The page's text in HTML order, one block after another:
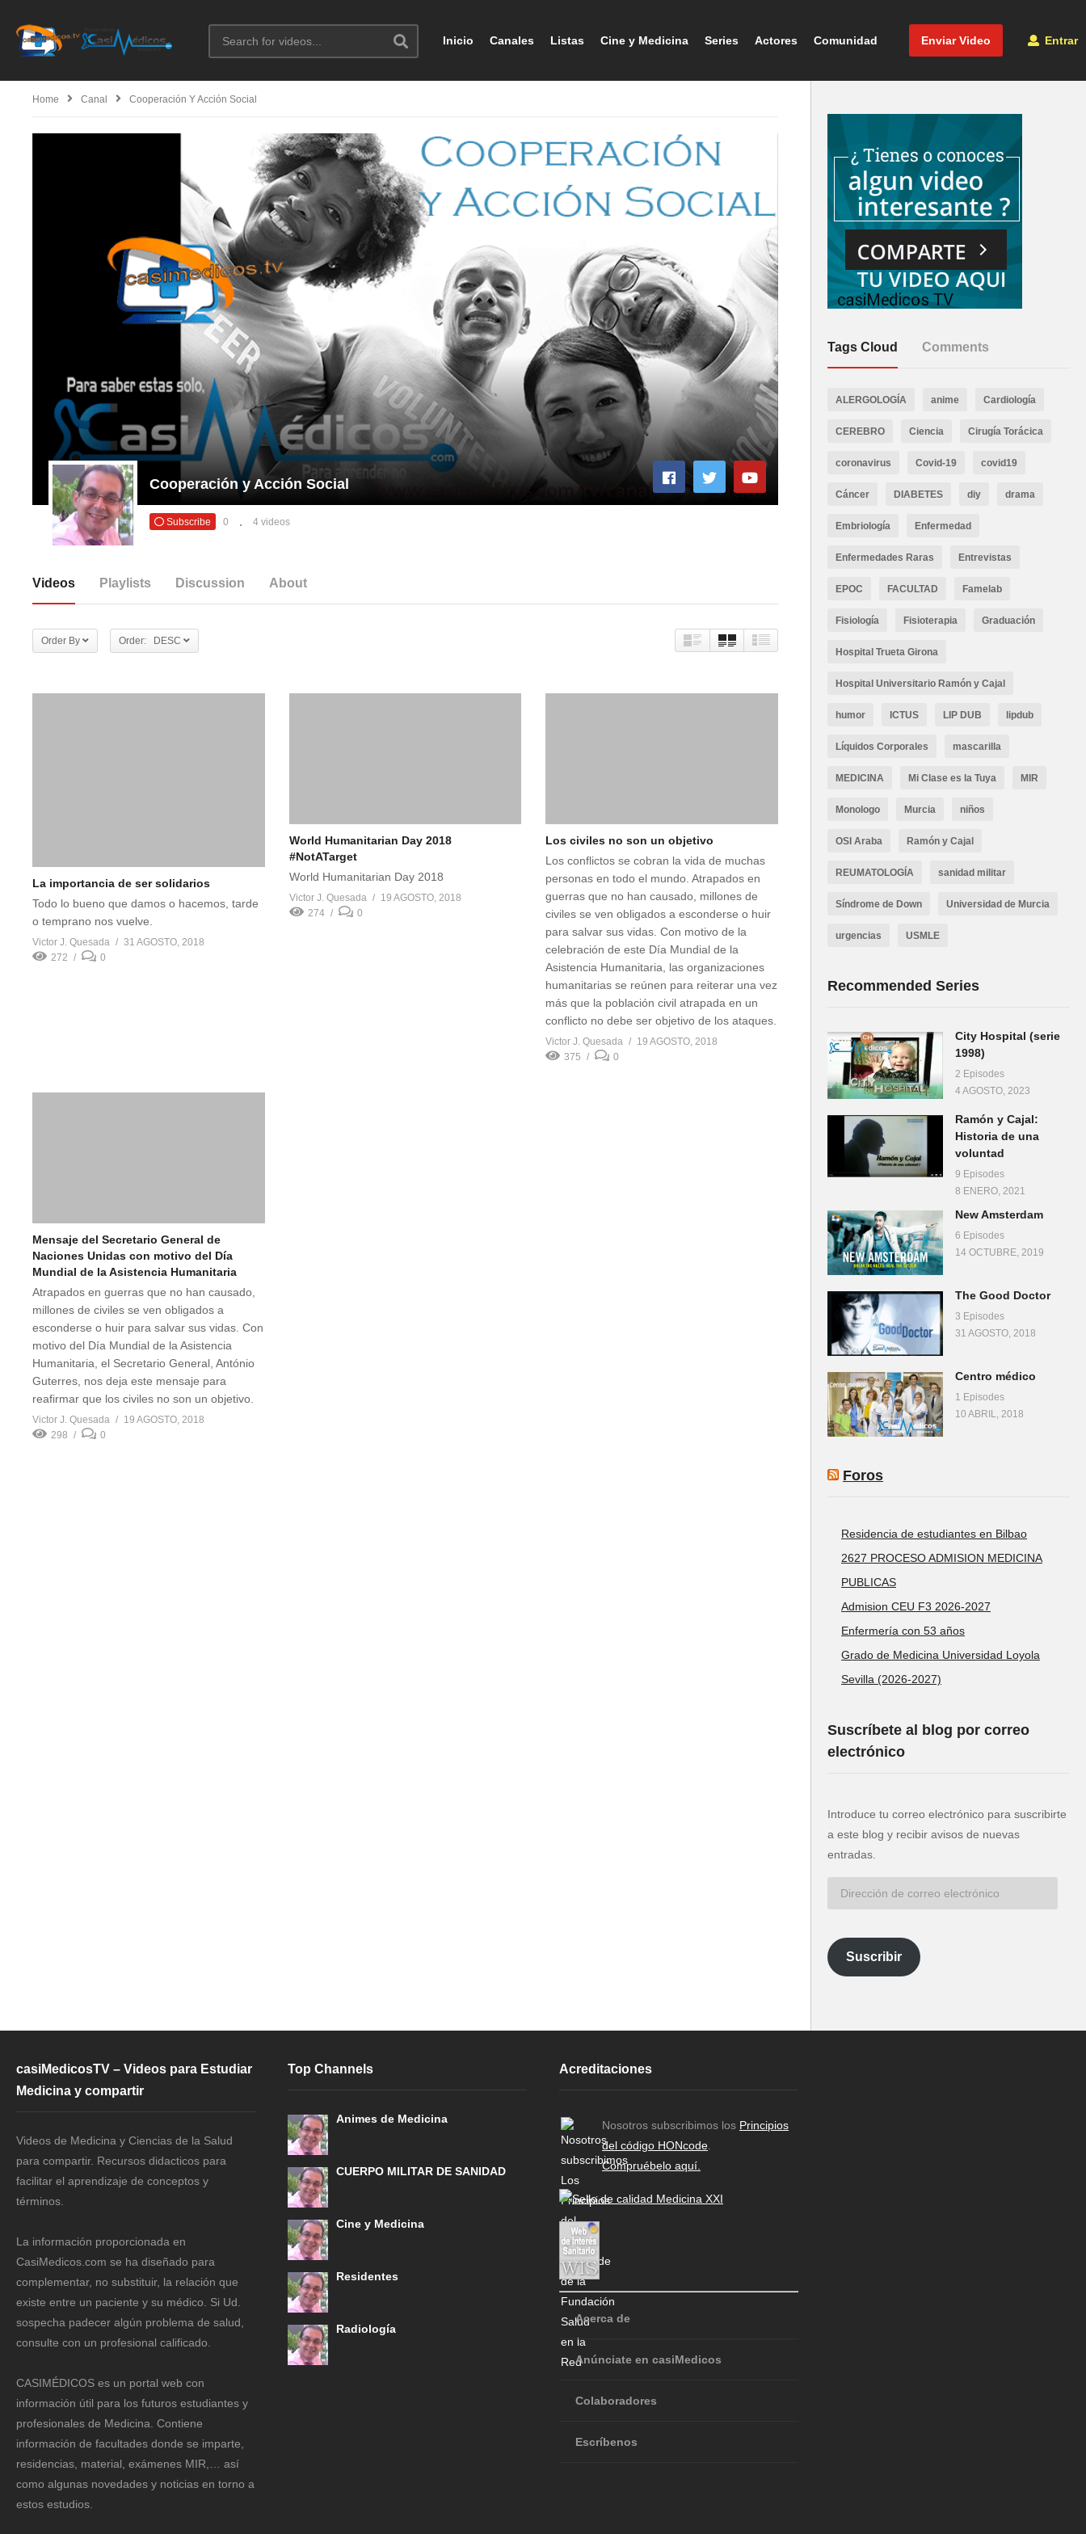
Enviar Video Entrar
Inicio Canales Listas Cine y Medicina Series Actores Comunidad
Home Canal Cooperación Y Acción Social
Cooperación y Acción Social
Subscribe 0 4 videos
Videos Playlists Discussion About
Order By Order: DESC
La importancia de ser solidarios
Todo lo bueno que damos o hacemos, tarde
o temprano nos vuelve.
Victor J. Quesada
31 AGOSTO, 2018
272
0
World Humanitarian Day 2018
#NotATarget
World Humanitarian Day 2018
Victor J. Quesada
19 AGOSTO, 2018
274
0
Los civiles no son un objetivo
Los conflictos se cobran la vida de muchas
personas en todo el mundo. Atrapados en
guerras que no han causado, millones de
civiles se ven obligados a esconderse o huir
para salvar sus vidas. Con motivo de la
celebración de este Día Mundial de la
Asistencia Humanitaria, las organizaciones
humanitarias se reúnen para reiterar una vez
más que la población civil atrapada en un
conflicto no debe ser objetivo de los ataques.
Victor J. Quesada
19 AGOSTO, 2018
375
0
Mensaje del Secretario General de
Naciones Unidas con motivo del Día
Mundial de la Asistencia Humanitaria
Atrapados en guerras que no han causado,
millones de civiles se ven obligados a
esconderse o huir para salvar sus vidas. Con
motivo del Día Mundial de la Asistencia
Humanitaria, el Secretario General, António
Guterres, nos deja este mensaje para
reafirmar que los civiles no son un objetivo.
Victor J. Quesada
19 AGOSTO, 2018
298
0
Tags Cloud Comments
ALERGOLOGÍA anime Cardiología
CEREBRO Ciencia Cirugía Torácica
coronavirus Covid-19 covid19
Cáncer DIABETES diy drama
Embriología Enfermedad
Enfermedades Raras Entrevistas
EPOC FACULTAD Famelab
Fisiología Fisioterapia Graduación
Hospital Trueta Girona
Hospital Universitario Ramón y Cajal
humor ICTUS LIP DUB lipdub
Líquidos Corporales mascarilla
MEDICINA Mi Clase es la Tuya MIR
Monologo Murcia niños
OSI Araba Ramón y Cajal
REUMATOLOGÍA sanidad militar
Síndrome de Down Universidad de Murcia
urgencias USMLE
Recommended Series
City Hospital (serie
1998)
2 Episodes
4 AGOSTO, 2023
Ramón y Cajal:
Historia de una
voluntad
9 Episodes
8 ENERO, 2021
New Amsterdam
6 Episodes
14 OCTUBRE, 2019
The Good Doctor
3 Episodes
31 AGOSTO, 2018
Centro médico
1 Episodes
10 ABRIL, 2018
Foros
Residencia de estudiantes en Bilbao
2627 PROCESO ADMISION MEDICINA
PUBLICAS
Admision CEU F3 2026-2027
Enfermería con 53 años
Grado de Medicina Universidad Loyola
Sevilla (2026-2027)
Suscríbete al blog por correo
electrónico
Introduce tu correo electrónico para suscribirte
a este blog y recibir avisos de nuevas
entradas.
electrónico
Suscribir
casiMedicosTV – Videos para Estudiar
Medicina y compartir
Videos de Medicina y Ciencias de la Salud
para compartir. Recursos didacticos para
facilitar el aprendizaje de conceptos y
términos.
La información proporcionada en
CasiMedicos.com se ha diseñado para
complementar, no substituir, la relación que
existe entre un paciente y su médico. Si Ud.
sospecha padecer algún problema de salud,
consulte con un profesional calificado.
CASIMÉDICOS es un portal web con
información útil para los futuros estudiantes y
profesionales de Medicina. Contiene
información de facultades donde se imparte,
residencias, material, exámenes MIR,… así
como algunas novedades y noticias en torno a
estos estudios.
Top Channels
Animes de Medicina
CUERPO MILITAR DE SANIDAD
Cine y Medicina
Residentes
Radiología
Acreditaciones
Nosotros subscribimos los Principios
del código HONcode
Compruébelo aquí.
Acerca de
Anúnciate en casiMedicos
Colaboradores
Escríbenos